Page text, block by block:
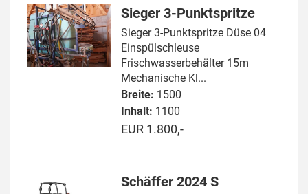
Sieger 3-Punktspritze
Sieger 3-Punktspritze Düse 04
Einspülschleuse
Frischwasserbehälter 15m
Mechanische Kl...
Breite: 1500
Inhalt: 1100
EUR 1.800,-
Schäffer 2024 S